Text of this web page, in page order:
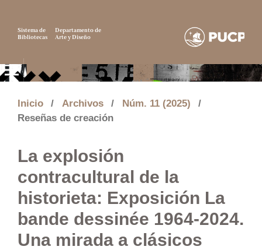
Sistema de
Bibliotecas
Departamento de
Arte y Diseño
Inicio / Archivos / Núm. 11 (2025)
/
Reseñas de creación
La explosión
contracultural de la
historieta: Exposición La
bande dessinée 1964-2024.
Una mirada a clásicos